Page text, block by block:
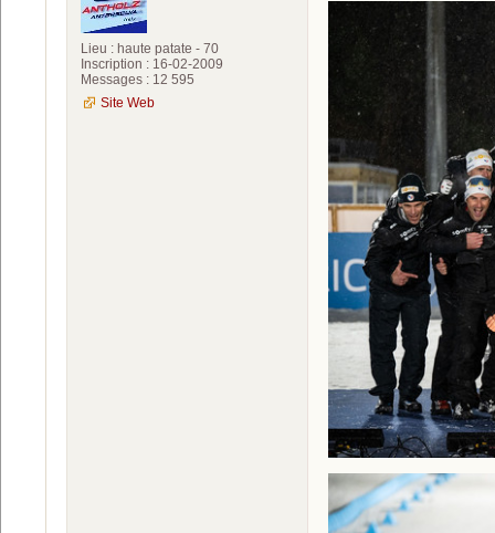
Lieu : haute patate - 70
Inscription : 16-02-2009
Messages : 12 595
Site Web